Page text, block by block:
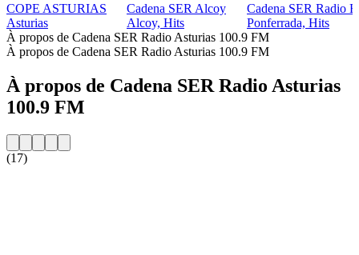
COPE ASTURIAS
Asturias
Cadena SER Alcoy
Alcoy, Hits
Cadena SER Radio
Ponferrada, Hits
À propos de Cadena SER Radio Asturias 100.9 FM
À propos de Cadena SER Radio Asturias 100.9 FM
À propos de Cadena SER Radio Asturias
100.9 FM
(17)